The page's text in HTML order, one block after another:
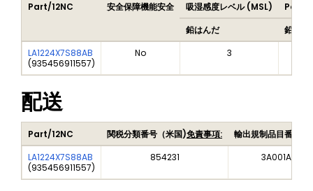
Part/12NC 安全保障機能安全 吸湿感度レベル (MSL)
Peak
鉛はんだ
鉛はん
LA1224X7S88AB
(935456911557)
No 3
配送
Part/12NC 関税分類番号（米国)免責事項:
輸出規制品目番号（
LA1224X7S88AB
(935456911557)
854231 3A001A14B1